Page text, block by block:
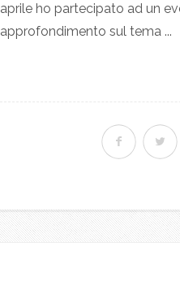
aprile ho partecipato ad un
approfondimento sul tema ...